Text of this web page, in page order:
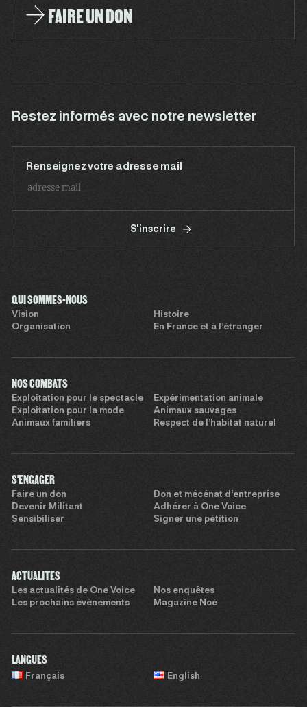
FAIRE UN DON
Restez informés avec notre newsletter
Renseignez votre adresse mail
S'inscrire
QUI SOMMES-NOUS
Vision
Histoire
Organisation
En France et à l’étranger
NOS COMBATS
Exploitation pour le spectacle
Expérimentation animale
Exploitation pour la mode
Animaux sauvages
Animaux familiers
Respect de l’habitat naturel
S'ENGAGER
Faire un don
Don et mécénat d’entreprise
Devenir Militant
Adhérer à One Voice
Sensibiliser
Signer une pétition
ACTUALITÉS
Les actualités de One Voice
Nos enquêtes
Les prochains évènements
Magazine Noé
LANGUES
Français English